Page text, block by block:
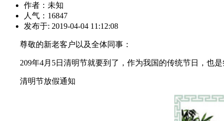
作者：未知
人气：16847
发布于: 2019-04-04 11:12:08
尊敬的新老客户以及全体同事：
209年4月5日清明节就要到了，作为我国的传统节日，也是
清明节放假通知